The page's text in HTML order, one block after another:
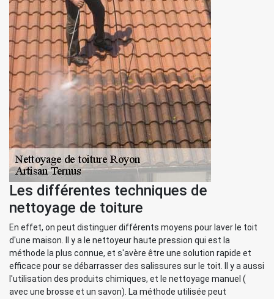
Les différentes techniques de
nettoyage de toiture
En effet, on peut distinguer différents moyens pour laver le toit
d'une maison. Il y a le nettoyeur haute pression qui est la
méthode la plus connue, et s'avère être une solution rapide et
efficace pour se débarrasser des salissures sur le toit. Il y a aussi
l'utilisation des produits chimiques, et le nettoyage manuel (
avec une brosse et un savon). La méthode utilisée peut